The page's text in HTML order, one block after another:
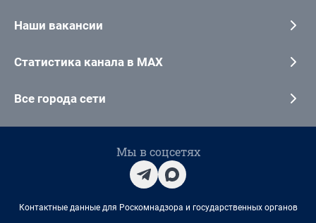
Наши вакансии
Статистика канала в MAX
Все города сети
Мы в соцсетях
Контактные данные для Роскомнадзора и государственных органов